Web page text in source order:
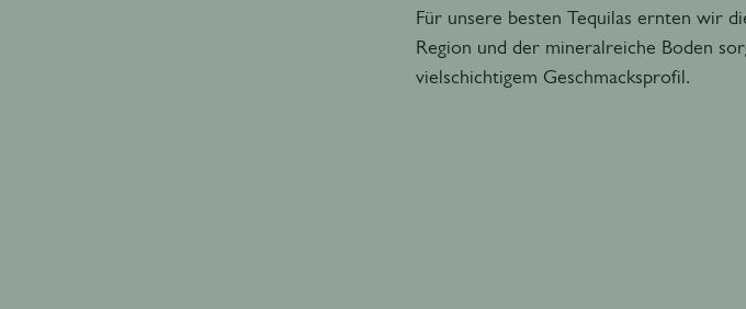
Für unsere besten Tequilas ernten wir
Region und der mineralreiche Boden
vielschichtigem Geschmacksprofil.